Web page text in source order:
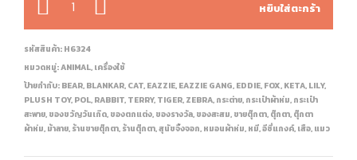
หยิบใส่ตะกร้า
รหัสสินค้า: H6324
หมวดหมู่:ANIMAL, เครื่องใช้
ป้ายกำกับ: BEAR, BLANKAR, CAT, EAZZIE, EAZZIE GANG, EDDIE, FOX, KETA, LILY,
PLUSH TOY, POL, RABBIT, TERRY, TIGER, ZEBRA, กระต่าย, กระเป๋าผ้าห่ม, กระเป๋า
สะพาย, ของขวัญวันเกิด, ของตกแต่ง, ของรางวัล, ของสะสม, ขายตุ๊กตา, ตุ๊กตา, ตุ๊กตา
ผ้าห่ม, ม้าลาย, ร้านขายตุ๊กตา, ร้านตุ๊กตา,สุนัขจิ้งจอก, หมอนผ้าห่ม, หมี,อีซี่แกงค์, เสือ, แมว